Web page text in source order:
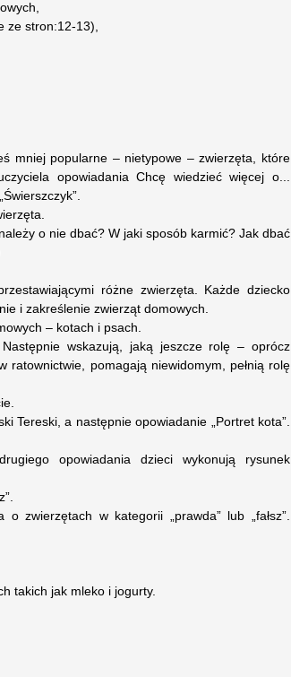
ze stron:12-13),
mniej popularne – nietypowe – zwierzęta, które
opowiadania Chcę wiedzieć więcej o...
o nie dbać? W jaki sposób karmić? Jak dbać
różne zwierzęta. Każde dziecko
i zakreślenie zwierząt domowych.
– kotach i psach.
wskazują, jaką jeszcze rolę – oprócz
ratownictwie, pomagają niewidomym, pełnią rolę
Tereski, a następnie opowiadanie „Portret kota”.
opowiadania dzieci wykonują rysunek
zwierzętach w kategorii „prawda” lub „fałsz”.
takich jak mleko i jogurty.